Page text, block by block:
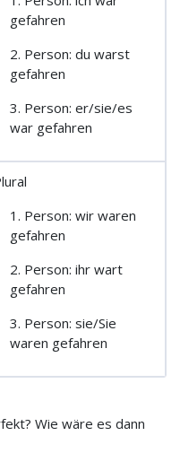
gefahren
2. Person: du warst
gefahren
3. Person: er/sie/es
war gefahren
1. Person: wir waren
gefahren
2. Person: ihr wart
gefahren
3. Person: sie/Sie
waren gefahren
Wie wäre es dann